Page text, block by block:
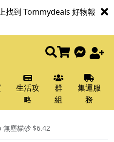
找到 Tommydeals 好物報
生活攻
略
群
組
集運服
務
無塵貓砂 $6.42